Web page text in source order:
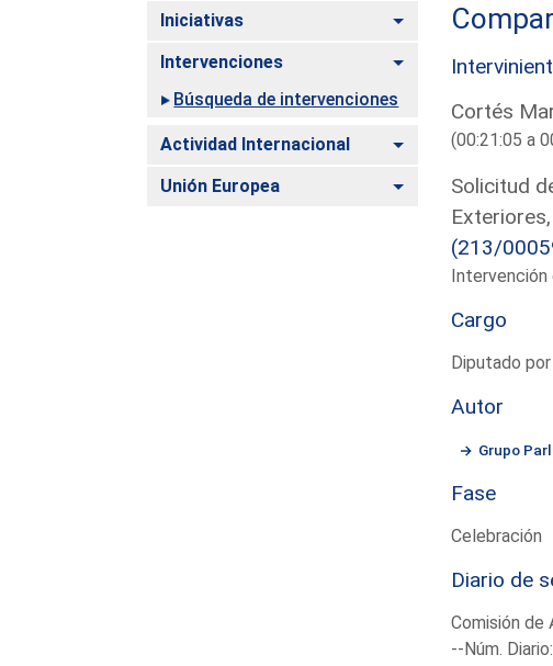
Iniciativas Alternar
Intervenciones
Alternar
Búsqueda de intervenciones
Actividad Internacional Alternar
Unión Europea Alternar
Cortés
(00:21:05 a
Solicitud
(213/
Intervención
Cargo
Diputado
Autor
Grupo
Fase
Celebración
Diario de
Comisión de
--Núm.